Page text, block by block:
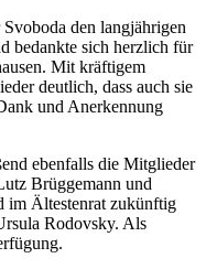
den langjährigen
bedankte sich herzlich für
Mit kräftigem
deutlich, dass auch sie
und Anerkennung
ebenfalls die Mitglieder
Brüggemann und
Ältestenrat zukünftig
Rodovsky. Als